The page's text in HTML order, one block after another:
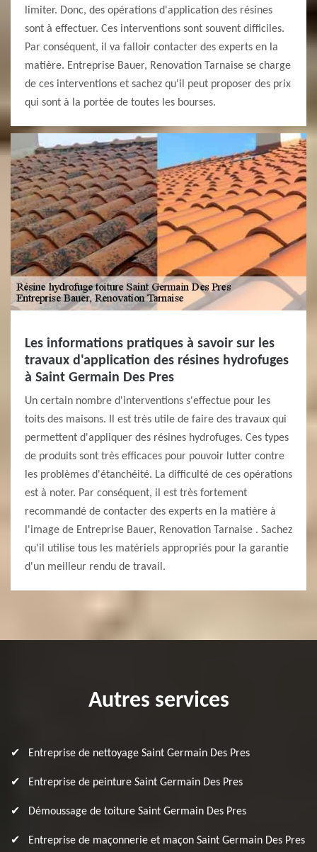
limiter. Donc, des opérations d'application des résines
sont à effectuer. Ces interventions sont souvent difficiles.
Par conséquent, il va falloir contacter des experts en la
matière. Entreprise Bauer, Renovation Tarnaise se charge
de ces interventions et sachez qu'il peut proposer des prix
qui sont à la portée de toutes les bourses.
Les informations pratiques à savoir sur les
travaux d'application des résines hydrofuges
à Saint Germain Des Pres
Un certain nombre d'interventions s'effectue pour les
toits des maisons. Il est très utile de faire des travaux qui
permettent d'appliquer des résines hydrofuges. Ces types
de produits sont très efficaces pour pouvoir lutter contre
les problèmes d'étanchéité. La difficulté de ces opérations
est à noter. Par conséquent, il est très fortement
recommandé de contacter des experts en la matière à
l'image de Entreprise Bauer, Renovation Tarnaise . Sachez
qu'il utilise tous les matériels appropriés pour la garantie
d'un meilleur rendu de travail.
Autres services
Entreprise de nettoyage Saint Germain Des Pres
Entreprise de peinture Saint Germain Des Pres
Démoussage de toiture Saint Germain Des Pres
Entreprise de maçonnerie et maçon Saint Germain Des Pres